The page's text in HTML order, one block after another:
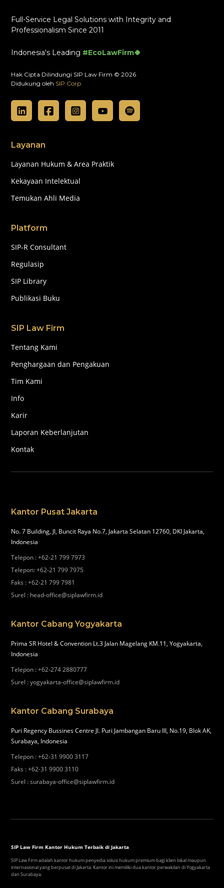
Full-Service Legal Solutions with Integrity and
Professionalism Since 2011
Indonesia's Leading #EcoLawFirm🍀
Hak Cipta Dilindungi SIP Law Firm © 2026
Didukung oleh SIP Corp
Layanan
Layanan Hukum & Area Praktik
Kekayaan Intelektual
Temukan Ahli Media
Platform
SIP-R Consultant
Regulasip
SIP Library
Publikasi Buku
SIP Law Firm
Tentang Kami
Penghargaan dan Pengakuan
Tim Kami
Info
Karir
Laporan Keberlanjutan
Kontak
Kantor Pusat Jakarta
No. 7 Building, Jl, Buncit Raya No.7, Jakarta Selatan 12760, DKI Jakarta,
Indonesia
Telepon :+62-21 799 7973
Telepon:+62-21 799 7975
Faks :+62-21 799 7981
Surel : head-office@siplawfirm.id
Kantor Cabang Yogyakarta
Prima SR Hotel & Convention Lt.3 Jalan Magelang KM.11, Yogyakarta,
Indonesia
Telepon :+62-274 2880777
Surel :yogyakarta-office@siplawfirm.id
Kantor Cabang Surabaya
Puri Regency Bussines Centre Jl. Puri Jambangan Baru III, No.19, Blok AK,
Surabaya, Indonesia
Telepon :+62-31 9900 3117
Faks :+62-31 9900 3110
Surel :surabaya-office@siplawfirm.id
SIP Law Firm Kantor Hukum Terbaik di Jakarta
SIP Law Firm adalah kantor hukum penyedia solusi hukum premium bagi klien lokal maupun
internasional yang berpusat di Jakarta. Kantor ini memiliki dua kantor perwakilan di Yogyakarta
dan Surabaya.